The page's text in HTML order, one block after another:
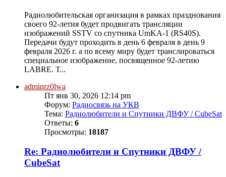
Радиолюбительская организация в рамках празднования
своего 92-летия будет продвигать трансляции
изображений SSTV со спутника UmKA-1 (RS40S).
Передачи будут проходить в день 6 февраля в день 9
февраля 2026 г. а по всему миру будет транслироваться
специальное изображение, посвященное 92-летию
LABRE. Т...
adminrz0lwa
Пт янв 30, 2026 12:14 pm
Форум: Радиосвязь на УКВ
Тема: Радиолюбители и Спутники ДВФУ / CubeSat
Ответы: 6
Просмотры: 18187
Re: Радиолюбители и Спутники ДВФУ /
CubeSat